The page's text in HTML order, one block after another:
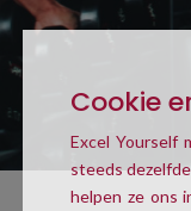
Cookie
Excel Yourself
steeds
helpen ze ons